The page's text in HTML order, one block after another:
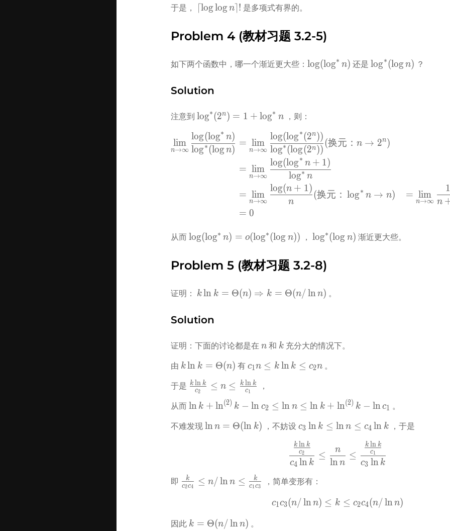
于是，
\lceil\log\log
⌈loglog n⌉! 是多项式有界的。
Problem 4 (教材习题 3.2-5)
如下两个函数中，哪一个渐近更大些： \log(\log^*
log(log∗ n) 还是 \log^*
log∗(log n) ？
Solution
注意到 \log^*
= 1 +
\log^*
log∗(2n ) = 1 + log∗ n ，则：
\begin{aligned}
\lim_{n\to\infty}
&= \lim_{n\to\infty}
&= 0
n→∞
lim
log∗(log n)
log(log∗ n)
=
n→∞
lim
log∗(log(2n ))
log(log∗(2n ))
(换元：n → 2n )
=
n→∞
lim
log∗ n
log(log∗ n + 1)
=
n→∞
lim
n
log(n + 1)
(换元： log∗ n → n)
= 0
=
n→∞
lim
n
1
从而 \log(\log^*
o(\log^*
(\log n))
log(log∗ n) = o(log∗(log n)) ， \log^*
n)
log∗(log n) 渐近更大些。
Problem 5 (教材习题 3.2-8)
证明： k\ln k =
\Rightarrow
k =
\ln n)
k ln k = Θ(n) ⇒ k = Θ(n/ lnn) 。
Solution
证明：下面的讨论都是在 n
n 和 k
k 充分大的情况下。
由 k\ln k =
k ln k = Θ(n) 有 c_1
k\ln
k \le
c_2
n
c1n ≤ k ln k ≤ c2n 。
于是 \frac{k\ln
k}
{c_2}\le
n\le
\frac{k\ln
c2
k ln k ≤ n ≤ c1
k ln k ，
从而 \ln k +
k - \ln c_2
\ln^{(2)}
k - \ln c_1
ln k + ln(2) k − ln c2 ≤ ln n ≤ ln k + ln(2) k − lnc1 。
不难发现 \ln n =
lnn = Θ(ln k) ，不妨设 c_3
k
\le
n
c_4
c3 ln k ≤ lnn ≤ c4 ln k ，于是
\frac{\frac{k\ln
c4 ln k
c2
k ln k
≤
lnn
n
≤
c3 ln k
c1
k ln k
即 \frac{k}
{c_2c_4}
\frac{k}
c2c4
k ≤ n/ lnn ≤ c1c3
k ，简单变形有：
c_1c_3 (n /\ln n) \le k \le
c1c3(n/ lnn) ≤ k ≤ c2c4(n/ lnn)
因此 k =
k = Θ(n/ lnn) 。